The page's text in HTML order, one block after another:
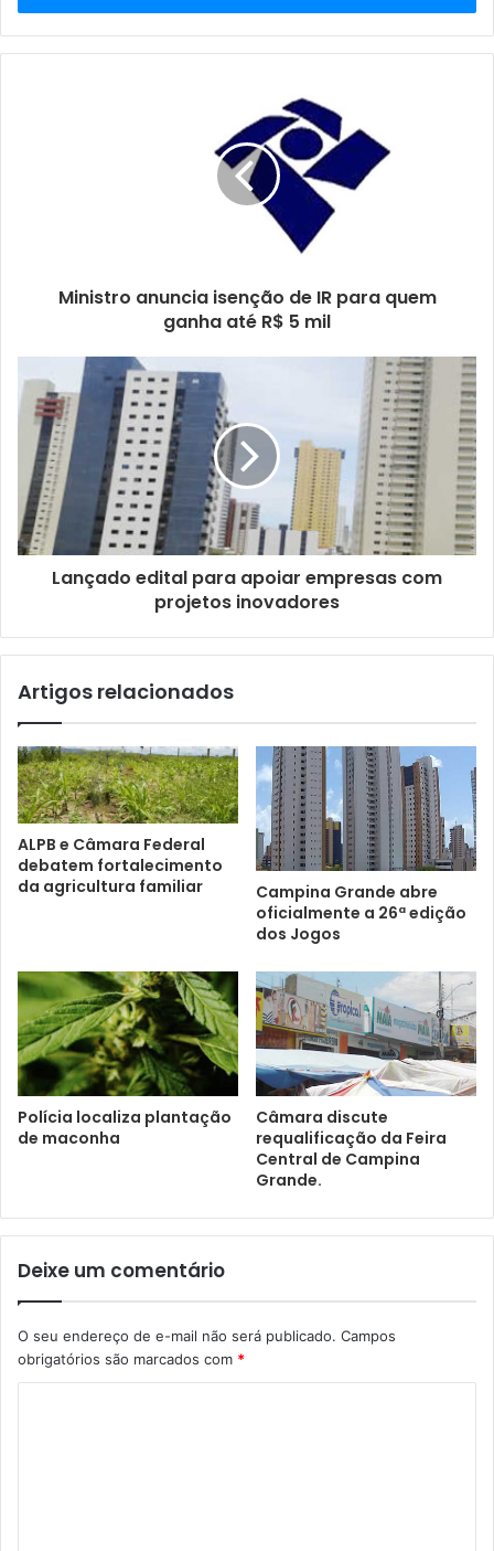
r
a
e
m
Ministro anuncia isenção de IR para quem
ganha até R$ 5 mil
Lançado edital para apoiar empresas com
projetos inovadores
Artigos relacionados
ALPB e Câmara Federal
debatem fortalecimento
da agricultura familiar
Campina Grande abre
oficialmente a 26ª edição
dos Jogos
Polícia localiza plantação
de maconha
Câmara discute
requalificação da Feira
Central de Campina
Grande.
Deixe um comentário
O seu endereço de e-mail não será publicado. Campos
obrigatórios são marcados com *